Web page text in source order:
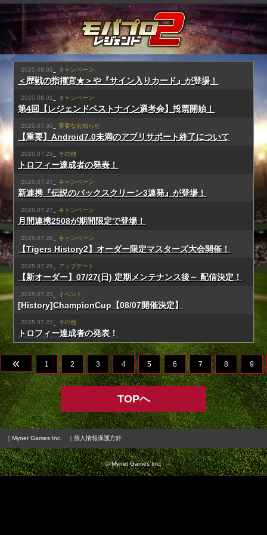
2025.08.03 キャンペーン
＜歴戦の指揮官★＞や『サイン入りカード』が登場！
2025.08.01 キャンペーン
第4回【レジェンドベストナイン選考会】投票開始！
2025.07.30 重要なお知らせ
【重要】Android7.0未満のアプリサポート終了について
2025.07.29 その他
トロフィー達成者の発表！
2025.07.27 キャンペーン
新連携『伝説のバックスクリーン3連発』が登場！
2025.07.27 キャンペーン
月間連携2508が期間限定で登場！
2025.07.26 キャンペーン
【Tigers History2】オーダー限定マスターズ大会開催！
2025.07.26 アップデート
【新オーダー】07/27(日) 定期メンテナンス後～ 配信決定！
2025.07.23 イベント
[History]ChampionCup【08/07開催決定】
2025.07.22 その他
トロフィー達成者の発表！
« 1 2 3 4 5 6 7 8 9
TOPへ
｜Mynet Games Inc. ｜個人情報保護方針
© Mynet Games Inc.